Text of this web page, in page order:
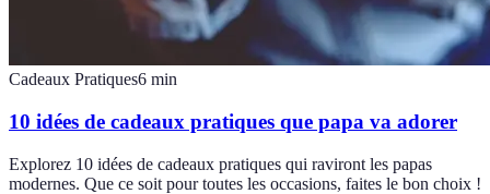
Cadeaux Pratiques6 min
10 idées de cadeaux pratiques que papa va adorer
Explorez 10 idées de cadeaux pratiques qui raviront les papas
modernes. Que ce soit pour toutes les occasions, faites le bon choix !